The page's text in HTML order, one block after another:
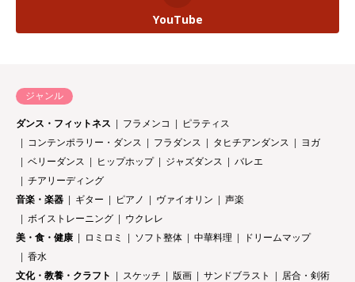
YouTube
ジャンル
ダンス・フィットネス フラメンコ
ピラティス
コンテンポラリー・ダンス
フラダンス タヒチアンダンス
ヨガ
ベリーダンス
ヒップホップ ジャズダンス
バレエ
チアリーディング
音楽・楽器
ギター ピアノ ヴァイオリン
声楽
ボイストレーニング
ウクレレ
美・食・健康
ロミロミ ソフト整体 中華料理
ドリームマップ
香水
文化・教養・クラフト
スケッチ 版画 サンドブラスト
居合・剣術